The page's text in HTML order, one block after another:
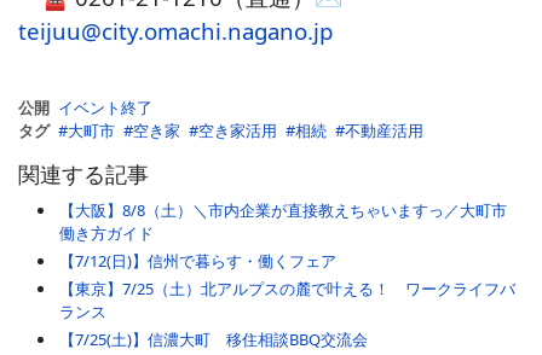
teijuu@city.omachi.nagano.jp
公開 イベント終了
タグ
大町市 空き家 空き家活用 相続 不動産活用
関連する記事
【大阪】8/8（土）＼市内企業が直接教えちゃいますっ／大町市
働き方ガイド
【7/12(日)】信州で暮らす・働くフェア
【東京】7/25（土）北アルプスの麓で叶える！ ワークライフバ
ランス
【7/25(土)】信濃大町 移住相談BBQ交流会